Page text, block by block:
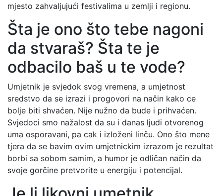
mjesto zahvaljujući festivalima u zemlji i regionu.
Šta je ono što tebe nagoni
da stvaraš? Šta te je
odbacilo baš u te vode?
Umjetnik je svjedok svog vremena, a umjetnost
sredstvo da se izrazi i progovori na način kako ce
bolje biti shvaćen. Nije nužno da bude i prihvaćen.
Svjedoci smo nažalost da su i danas ljudi otvorenog
uma osporavani, pa cak i izloženi linču. Ono što mene
tjera da se bavim ovim umjetnickim izrazom je rezultat
borbi sa sobom samim, a humor je odličan način da
svoje gorčine pretvorite u energiju i potencijal.